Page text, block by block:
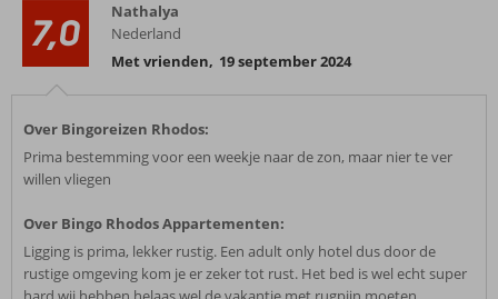
7,0
Nathalya
Nederland
Met vrienden, 19 september 2024
Over Bingoreizen Rhodos:
Prima bestemming voor een weekje naar de zon, maar nier te ver
willen vliegen
Over Bingo Rhodos Appartementen:
Ligging is prima, lekker rustig. Een adult only hotel dus door de
rustige omgeving kom je er zeker tot rust. Het bed is wel echt super